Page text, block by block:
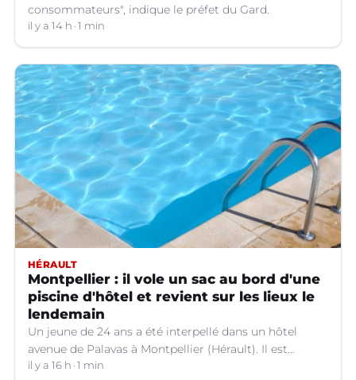
consommateurs", indique le préfet du Gard.
il y a 14 h 1 min
HÉRAULT
Montpellier : il vole un sac au bord d'une
piscine d'hôtel et revient sur les lieux le
lendemain
Un jeune de 24 ans a été interpellé dans un hôtel
avenue de Palavas à Montpellier (Hérault). Il est
suspecté d'avoir volé le sac d'une cliente.
il y a 16 h 1 min